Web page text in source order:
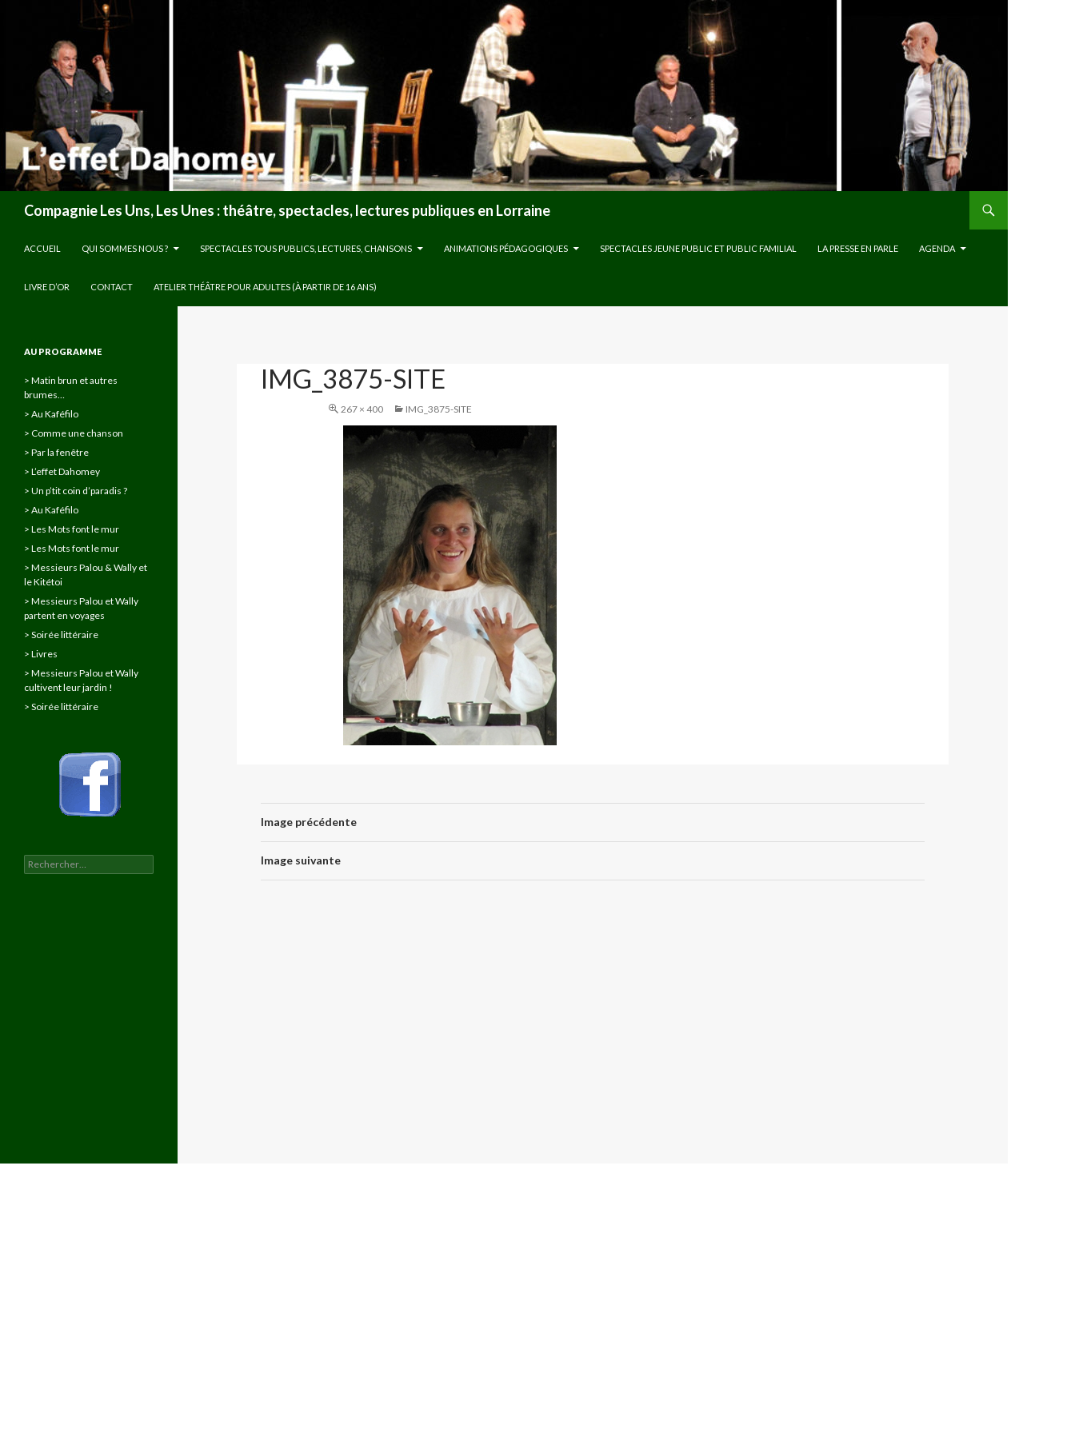
Compagnie Les Uns, Les Unes : théâtre, spectacles, lectures publiques en Lorraine
ACCUEIL
QUI SOMMES NOUS ? SPECTACLES TOUS PUBLICS, LECTURES, CHANSONS ANIMATIONS PÉDAGOGIQUES SPECTACLES JEUNE PUBLIC ET PUBLIC FAMILIAL LA PRESSE EN PARLE AGENDA
LIVRE D’OR CONTACT ATELIER THÉÂTRE POUR ADULTES (À PARTIR DE 16 ANS)
IMG_3875-SITE
267 × 400 IMG_3875-SITE
Image précédente
Image suivante
AU PROGRAMME
> Matin brun et autres
brumes…
> Au Kaféfilo
> Comme une chanson
> Par la fenêtre
> L’effet Dahomey
> Un p’tit coin d’paradis ?
> Au Kaféfilo
> Les Mots font le mur
> Les Mots font le mur
> Messieurs Palou & Wally et
le Kitétoi
> Messieurs Palou et Wally
partent en voyages
> Soirée littéraire
> Livres
> Messieurs Palou et Wally
cultivent leur jardin !
> Soirée littéraire
Rechercher :